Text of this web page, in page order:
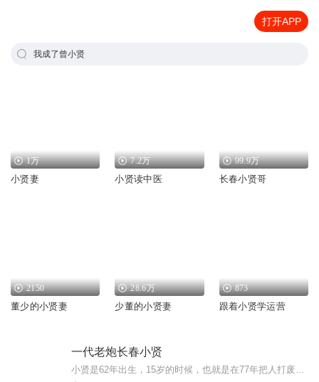
打开APP
我成了曾小贤
1万
小贤妻
7.2万
小贤读中医
99.9万
长春小贤哥
2150
董少的小贤妻
28.6万
少董的小贤妻
873
跟着小贤学运营
一代老炮长春小贤